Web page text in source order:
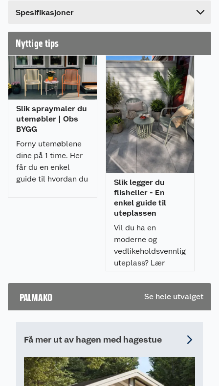
Spesifikasjoner
Nyttige tips
Slik spraymaler du
utemøbler | Obs
BYGG
Forny utemøblene
dine på 1 time. Her
får du en enkel
guide til hvordan du
Slik legger du
flisheller - En
enkel guide til
uteplassen
Vil du ha en
moderne og
vedlikeholdsvennlig
uteplass? Lær
flisheller på
pidestaller enkelt,
raskt, og som gir et
PALMAKO Se hele utvalget
Få mer ut av hagen med hagestue